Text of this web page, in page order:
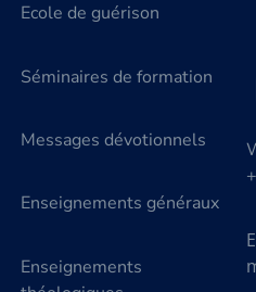
Ecole de guérison
Séminaires de formation
Messages dévotionnels
Enseignements généraux
Enseignements